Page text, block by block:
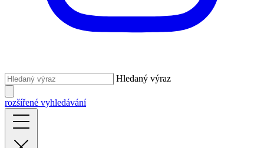
Hledaný výraz
rozšířené vyhledávání